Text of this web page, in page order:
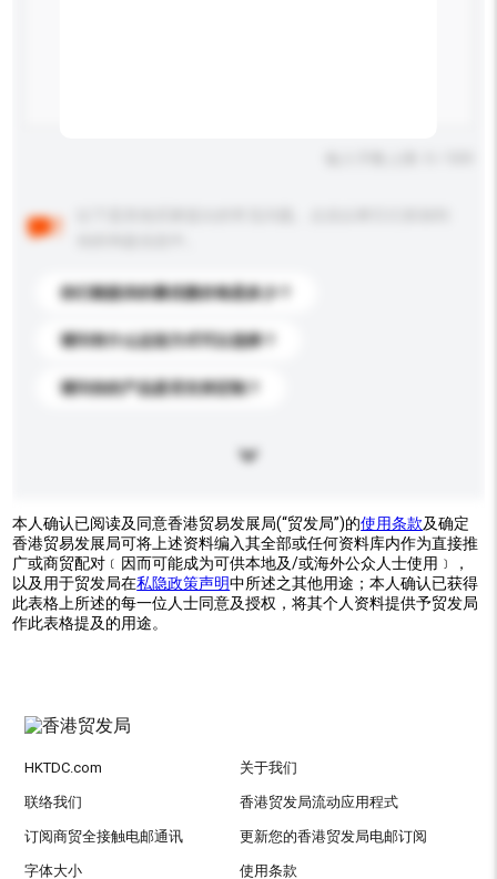
你们能提供的最优惠价格是多少？
请问有什么运送方式可以选择？
请问你的产品是否支持定制？
本人确认已阅读及同意香港贸易发展局(“贸发局”)的使用条款及确定
香港贸易发展局可将上述资料编入其全部或任何资料库内作为直接推
广或商贸配对﹝因而可能成为可供本地及/或海外公众人士使用﹞，
以及用于贸发局在私隐政策声明中所述之其他用途；本人确认已获得
此表格上所述的每一位人士同意及授权，将其个人资料提供予贸发局
作此表格提及的用途。
HKTDC.com 关于我们
联络我们 香港贸发局流动应用程式
订阅商贸全接触电邮通讯 更新您的香港贸发局电邮订阅
字体大小 使用条款